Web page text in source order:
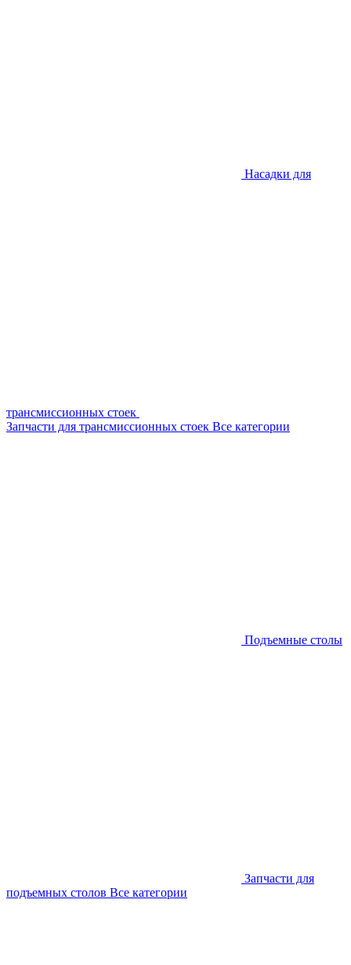
Насадки для
трансмиссионных стоек
Запчасти для трансмиссионных стоек Все категории
Подъемные столы
Запчасти для
подъемных столов Все категории